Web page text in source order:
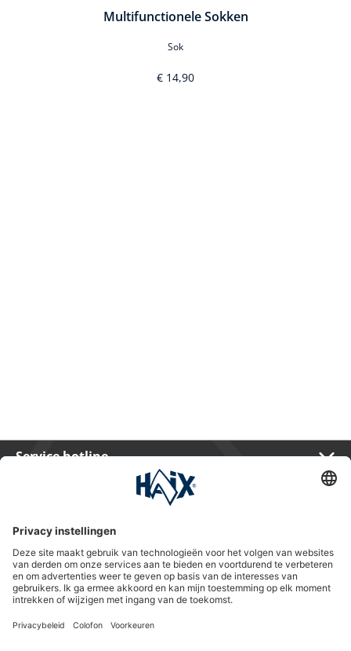
Multifunctionele Sokken
Sok
€ 14,90
Service hotline
HAIX Group
Shop Service
Nieuwsbrief
Volg ons